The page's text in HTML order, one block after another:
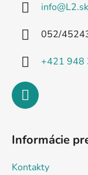
info@L2.sk
052/
+421 948
Informácie
Kontakty